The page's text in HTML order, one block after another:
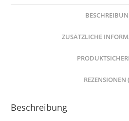
ZUSÄTZLICHE
REZENSIONEN
Beschreibung